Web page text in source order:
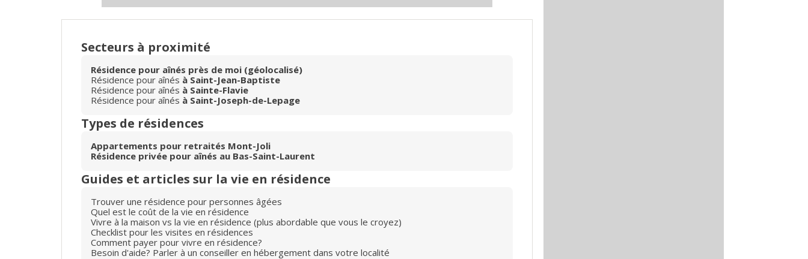
Secteurs à proximité
Résidence pour aînés près de moi (géolocalisé)
Résidence pour aînés à Saint-Jean-Baptiste
Résidence pour aînés à Sainte-Flavie
Résidence pour aînés à Saint-Joseph-de-Lepage
Types de résidences
Appartements pour retraités Mont-Joli
Résidence privée pour aînés au Bas-Saint-Laurent
Guides et articles sur la vie en résidence
Trouver une résidence pour personnes âgées
Quel est le coût de la vie en résidence
Vivre à la maison vs la vie en résidence (plus abordable que vous le croyez)
Checklist pour les visites en résidences
Comment payer pour vivre en résidence?
Besoin d'aide? Parler à un conseiller en hébergement dans votre localité